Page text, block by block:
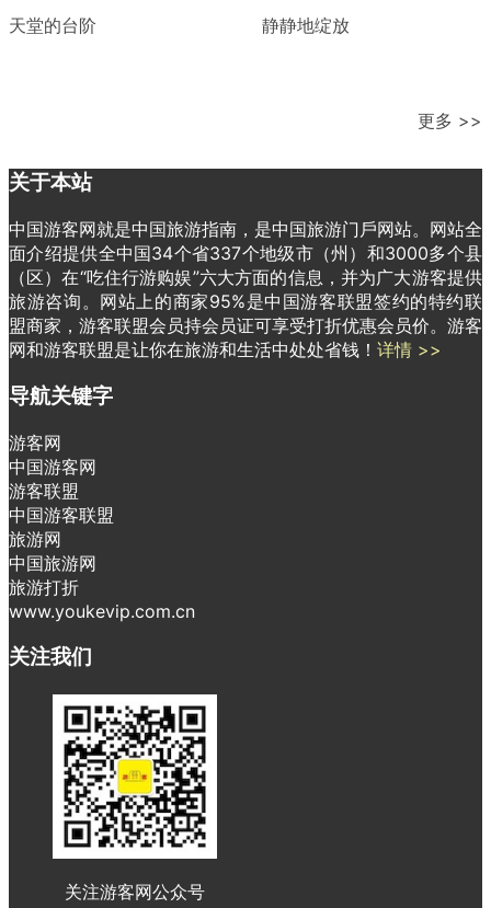
天堂的台阶 静静地绽放
更多 >>
关于本站
中国游客网就是中国旅游指南，是中国旅游门戶网站。网站全
面介绍提供全中国34个省337个地级市（州）和3000多个县
（区）在“吃住行游购娱”六大方面的信息，并为广大游客提供
旅游咨询。网站上的商家95%是中国游客联盟签约的特约联
盟商家，游客联盟会员持会员证可享受打折优惠会员价。游客
网和游客联盟是让你在旅游和生活中处处省钱！ 详情 >>
导航关键字
游客网
中国游客网
游客联盟
中国游客联盟
旅游网
中国旅游网
旅游打折
www.youkevip.com.cn
关注我们
关注游客网公众号